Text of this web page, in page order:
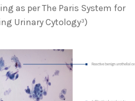
as per The Paris System for
Urinary Cytology³)